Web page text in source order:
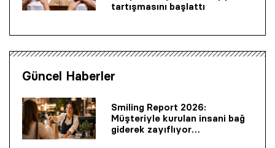
tartışmasını başlattı
Güncel Haberler
Smiling Report 2026:
Müşteriyle kurulan insani bağ
giderek zayıflıyor…